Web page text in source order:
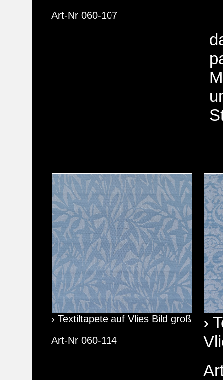
Art-Nr 060-107
› Textiltapete auf Vlies Bild groß
Art-Nr 060-114
›